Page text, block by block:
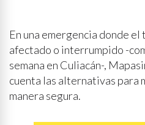
En una emergencia donde
afectado o interrumpido -
semana en Culiacán-,
cuenta las alternativas para
manera segura.